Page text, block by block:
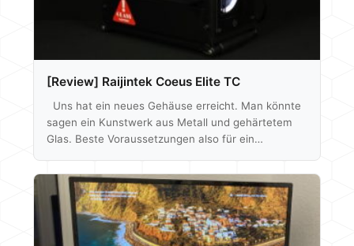
[Review] Raijintek Coeus Elite TC
Uns hat ein neues Gehäuse erreicht. Man könnte
sagen ein Kunstwerk aus Metall und gehärtetem
Glas. Beste Voraussetzungen also für ein
das Coeus Elite TC von Raijintek, welches die
mATX Variante des Coeus darstellt. Mit dem Coeus
Evo wird auch eine entsprechende ATX Version
geboten, wobei die TC Varianten einen USB Type C
Anschluss in der Front bieten und auch mit mehr